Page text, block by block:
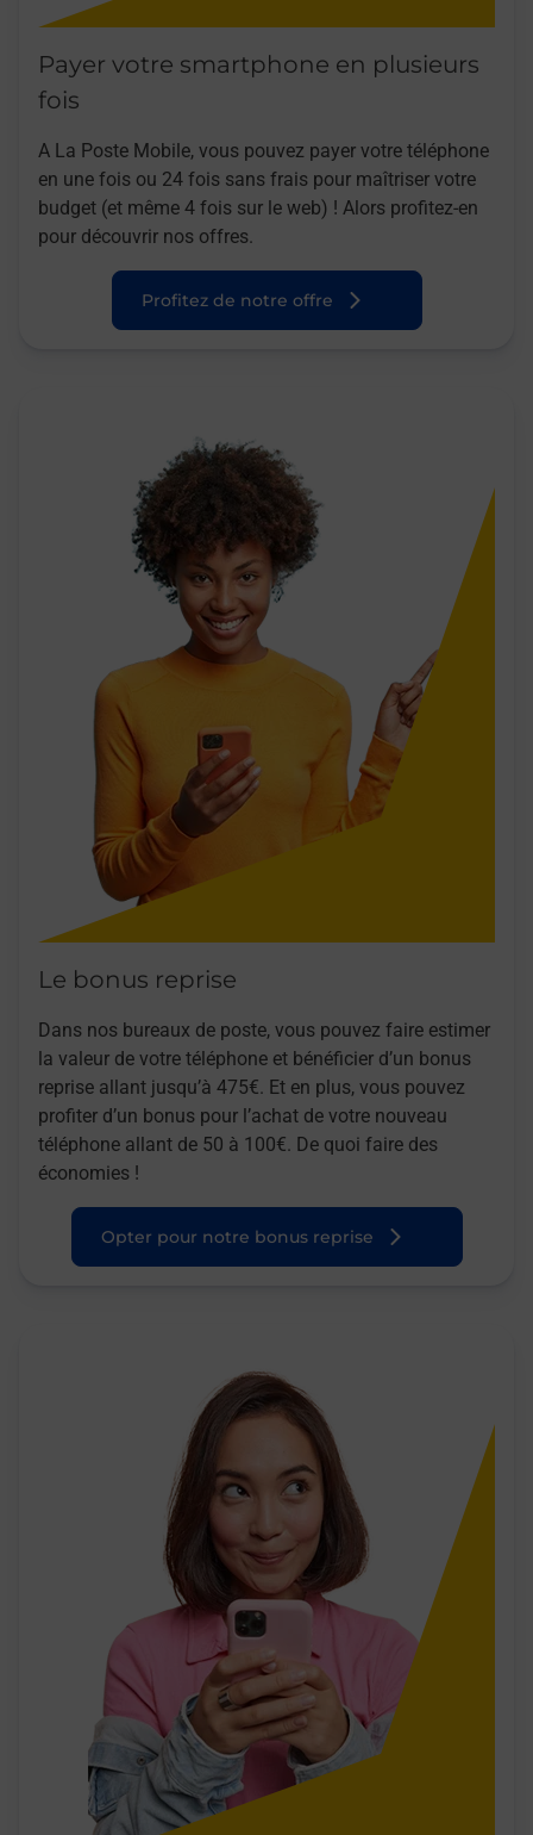
Payer votre smartphone en plusieurs
fois
A La Poste Mobile, vous pouvez payer votre téléphone
en une fois ou 24 fois sans frais pour maîtriser votre
budget (et même 4 fois sur le web) ! Alors profitez-en
pour découvrir nos offres.
Profitez de notre offre
Le bonus reprise
Dans nos bureaux de poste, vous pouvez faire estimer
la valeur de votre téléphone et bénéficier d’un bonus
reprise allant jusqu’à 475€. Et en plus, vous pouvez
profiter d’un bonus pour l’achat de votre nouveau
téléphone allant de 50 à 100€. De quoi faire des
économies !
Opter pour notre bonus reprise